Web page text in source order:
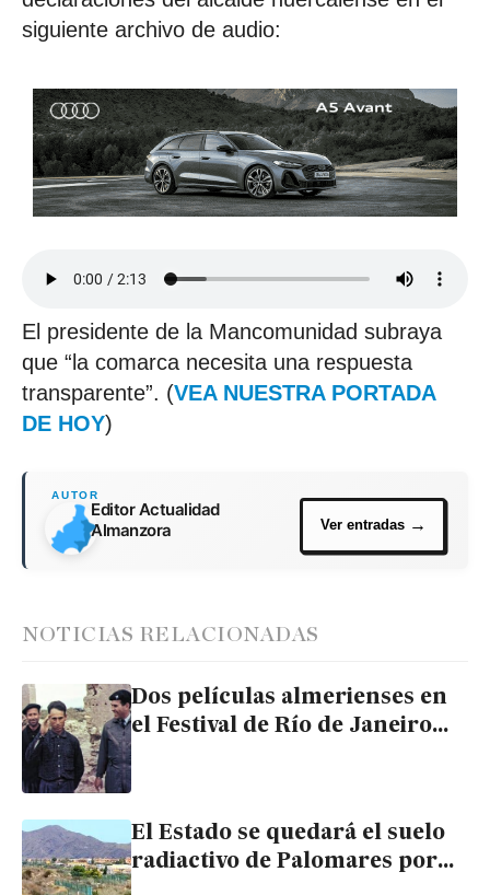
siguiente archivo de audio:
El presidente de la Mancomunidad subraya
que “la comarca necesita una respuesta
transparente”. (VEA NUESTRA PORTADA
DE HOY)
Editor Actualidad
Almanzora
NOTICIAS RELACIONADAS
Dos películas almerienses en
el Festival de Río de Janeiro
El Estado se quedará el suelo
radiactivo de Palomares por